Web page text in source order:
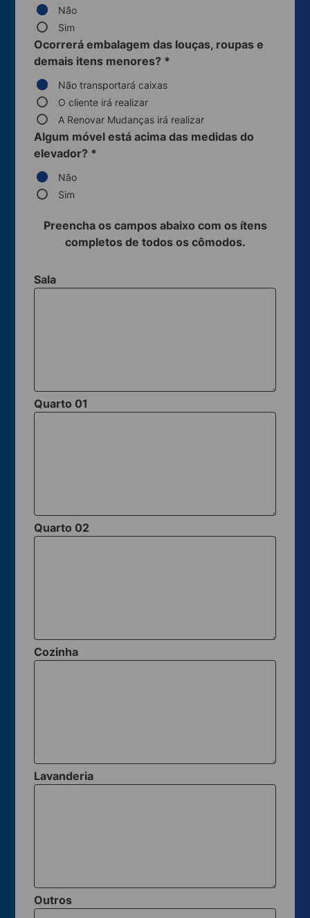
Não
Sim
Ocorrerá embalagem das louças, roupas e
demais itens menores? *
Não transportará caixas
O cliente irá realizar
A Renovar Mudanças irá realizar
Algum móvel está acima das medidas do
elevador? *
Não
Sim
Preencha os campos abaixo com os ítens
completos de todos os cômodos.
Sala
Quarto 01
Quarto 02
Cozinha
Lavanderia
Outros